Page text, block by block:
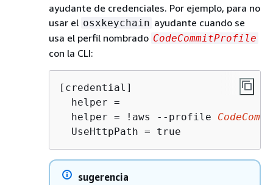
ayudante de credenciales. Por ejemplo, para no
usar el osxkeychain ayudante cuando se
usa el perfil nombrado CodeCommitProfile
con la CLI:
[credential]
  helper =
  helper = !aws --profile
  UseHttpPath = true
sugerencia